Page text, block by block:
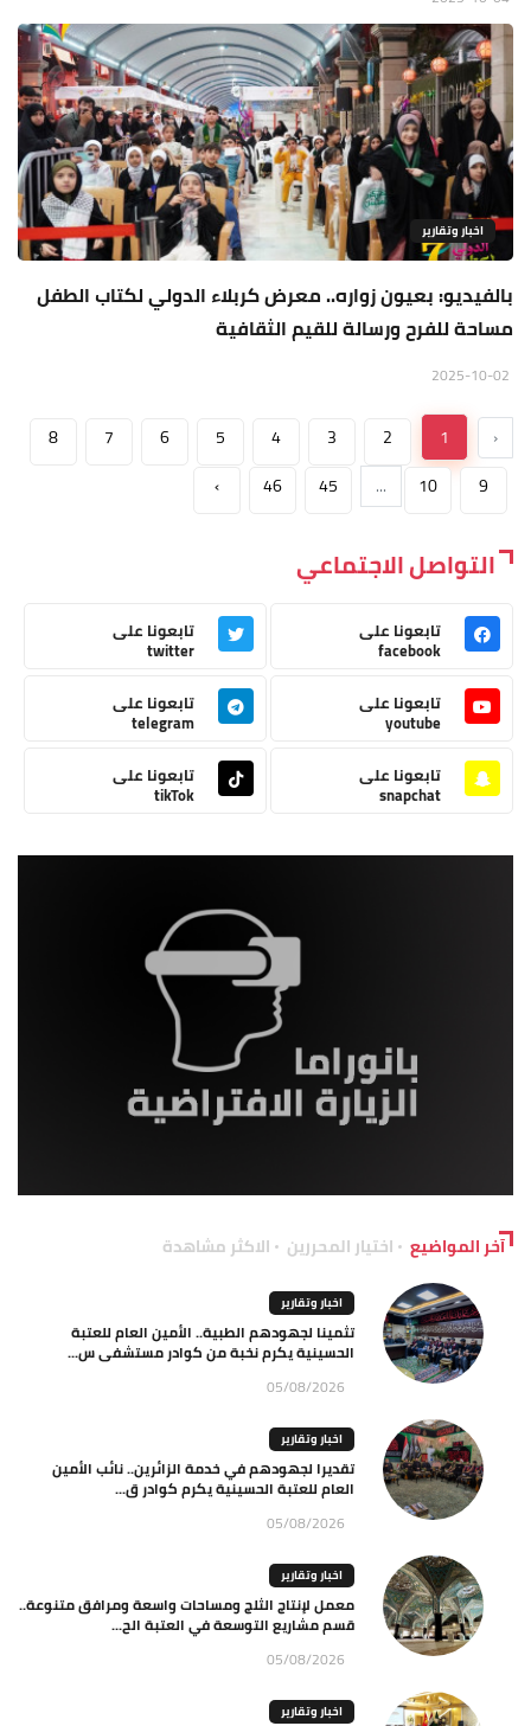
اخبار وتقارير
بالفيديو: بعيون زواره.. معرض كربلاء الدولي لكتاب الطفل
مساحة للفرح ورسالة للقيم الثقافية
‹
1
2
3
4
5
6
7
8
9
10
...
45
46
›
التواصل الاجتماعي
تابعونا على
facebook
تابعونا على
twitter
تابعونا على
youtube
تابعونا على
telegram
تابعونا على
snapchat
تابعونا على
tikTok
آخر المواضيع اختيار المحررين الاكثر مشاهدة
اخبار وتقارير
تثمينا لجهودهم الطبية.. الأمين العام للعتبة
الحسينية يكرم نخبة من كوادر مستشفى س...
05/08/2026
اخبار وتقارير
تقديرا لجهودهم في خدمة الزائرين.. نائب الأمين
العام للعتبة الحسينية يكرم كوادر ق...
05/08/2026
اخبار وتقارير
معمل لإنتاج الثلج ومساحات واسعة ومرافق متنوعة..
قسم مشاريع التوسعة في العتبة الح...
05/08/2026
اخبار وتقارير